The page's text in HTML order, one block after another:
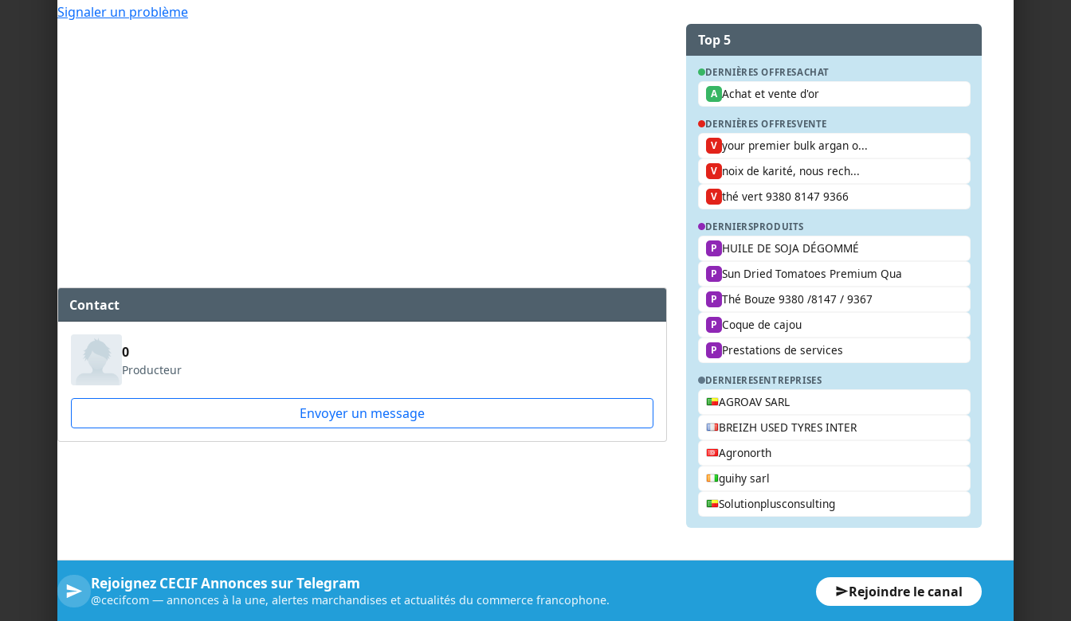
Signaler un problème
Contact
0
Producteur
Envoyer un message
Top 5
DERNIÈRES OFFRESACHAT
A Achat et vente d'or
DERNIÈRES OFFRESVENTE
V your premier bulk argan o...
V noix de karité, nous rech...
V thé vert 9380 8147 9366
DERNIERSPRODUITS
P HUILE DE SOJA DÉGOMMÉ
P Sun Dried Tomatoes Premium Qua
P Thé Bouze 9380 /8147 / 9367
P Coque de cajou
P Prestations de services
DERNIERESENTREPRISES
AGROAV SARL
BREIZH USED TYRES INTER
Agronorth
guihy sarl
Solutionplusconsulting
Rejoignez CECIF Annonces sur Telegram
@cecifcom — annonces à la une, alertes marchandises et actualités du commerce francophone. Rejoindre le canal